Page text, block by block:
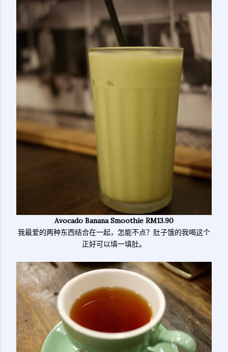
Avocado Banana Smoothie RM13.90
我最爱的两种东西结合在一起，怎能不点？肚子饿的我喝这个
正好可以填一填肚。